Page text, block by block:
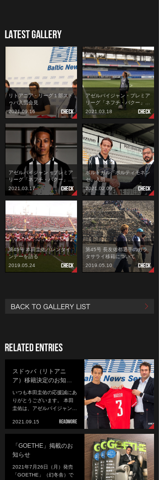
リトアニア・リーグ１部スド
ゥバ入団会見
2021.09.16
アゼルバイジャン・プレミア
リーグ「ネフチ・バクー」…
2021.03.18
アゼルバイジャン・プレミア
リーグ「ネフチ・バクー」…
2021.03.17
ポルトガル『ポルティモネン
セ』入団
2021.02.09
第45号 本田圭佑バレンタイ
ンデーを語る
2019.05.24
第45号 長友佑都選手のガラ
タサライ移籍について
2019.05.10
スドゥバ（リトアニ
ア）移籍決定のお知…
いつも本田圭佑の応援誠にあ
りがとうございます。 本田
圭佑は、アゼルバイジャン…
2021.09.15
「GOETHE」掲載のお
知らせ
2021年7月26日（月）発売
「GOETHE」（幻冬舎）で